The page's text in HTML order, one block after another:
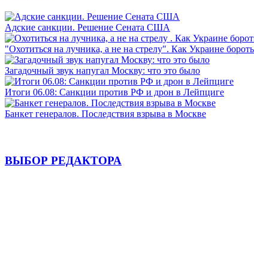
Адские санкции. Решение Сената США
"Охотиться на лучника, а не на стрелу". Как Украине
Загадочный звук напугал Москву: что это было
Итоги 06.08: Санкции против РФ и дрон в Лейпциге
Банкет генералов. Последствия взрыва в Москве
ВЫБОР РЕДАКТОРА